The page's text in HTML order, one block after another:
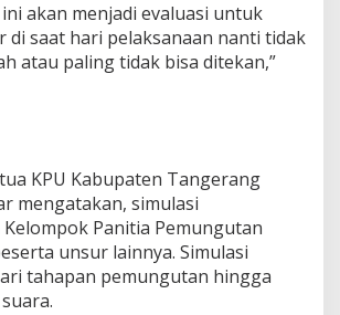
akan menjadi evaluasi untuk
di saat hari pelaksanaan nanti tidak
atau paling tidak bisa ditekan,”
KPU Kabupaten Tangerang
mengatakan, simulasi
Panitia Pemungutan
unsur lainnya. Simulasi
tahapan pemungutan hingga